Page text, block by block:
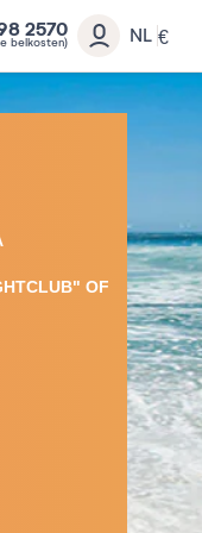
2570
belkosten) NL €
OF